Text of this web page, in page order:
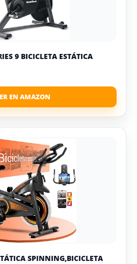
9 BICICLETA ESTÁTICA
SPINNING,BICICLETA